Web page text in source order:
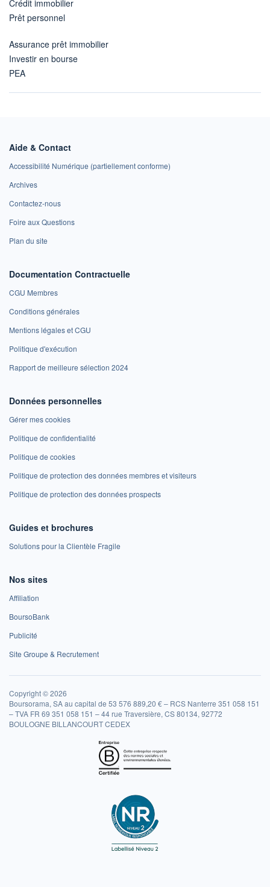
Crédit immobilier
Prêt personnel
Assurance prêt immobilier
Investir en bourse
PEA
Aide & Contact
Accessibilité Numérique (partiellement conforme)
Archives
Contactez-nous
Foire aux Questions
Plan du site
Documentation Contractuelle
CGU Membres
Conditions générales
Mentions légales et CGU
Politique d'exécution
Rapport de meilleure sélection 2024
Données personnelles
Gérer mes cookies
Politique de confidentialité
Politique de cookies
Politique de protection des données membres et visiteurs
Politique de protection des données prospects
Guides et brochures
Solutions pour la Clientèle Fragile
Nos sites
Affiliation
BoursoBank
Publicité
Site Groupe & Recrutement
Copyright © 2026
Boursorama, SA au capital de 53 576 889,20 € – RCS Nanterre 351 058 151
– TVA FR 69 351 058 151 – 44 rue Traversière, CS 80134, 92772
BOULOGNE BILLANCOURT CEDEX